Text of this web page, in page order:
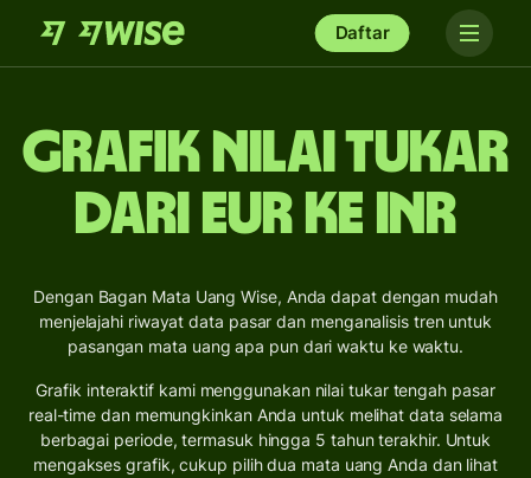
Daftar
Grafik Nilai Tukar
dari EUR ke INR
Dengan Bagan Mata Uang Wise, Anda dapat dengan mudah
menjelajahi riwayat data pasar dan menganalisis tren untuk
pasangan mata uang apa pun dari waktu ke waktu.
Grafik interaktif kami menggunakan nilai tukar tengah pasar
real-time dan memungkinkan Anda untuk melihat data selama
berbagai periode, termasuk hingga 5 tahun terakhir. Untuk
mengakses grafik, cukup pilih dua mata uang Anda dan lihat